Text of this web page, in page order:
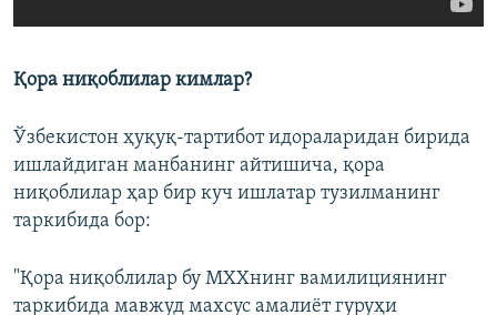
Қора ниқоблилар кимлар?
Ўзбекистон ҳуқуқ-тартибот идораларидан бирида
ишлайдиган манбанинг айтишича, қора
ниқоблилар ҳар бир куч ишлатар тузилманинг
таркибида бор:
"Қора ниқоблилар бу МХХнинг вамилициянинг
таркибида мавжуд махсус амалиёт гуруҳи